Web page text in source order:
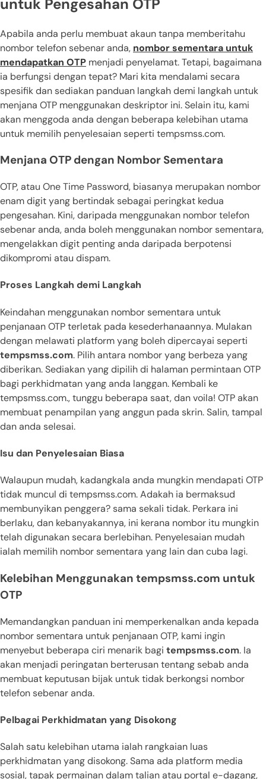
untuk Pengesahan OTP
Apabila anda perlu membuat akaun tanpa memberitahu
nombor telefon sebenar anda, nombor sementara untuk
mendapatkan OTP menjadi penyelamat. Tetapi, bagaimana
ia berfungsi dengan tepat? Mari kita mendalami secara
spesifik dan sediakan panduan langkah demi langkah untuk
menjana OTP menggunakan deskriptor ini. Selain itu, kami
akan menggoda anda dengan beberapa kelebihan utama
untuk memilih penyelesaian seperti tempsmss.com.
Menjana OTP dengan Nombor Sementara
OTP, atau One Time Password, biasanya merupakan nombor
enam digit yang bertindak sebagai peringkat kedua
pengesahan. Kini, daripada menggunakan nombor telefon
sebenar anda, anda boleh menggunakan nombor sementara,
mengelakkan digit penting anda daripada berpotensi
dikompromi atau dispam.
Proses Langkah demi Langkah
Keindahan menggunakan nombor sementara untuk
penjanaan OTP terletak pada kesederhanaannya. Mulakan
dengan melawati platform yang boleh dipercayai seperti
tempsmss.com. Pilih antara nombor yang berbeza yang
diberikan. Sediakan yang dipilih di halaman permintaan OTP
bagi perkhidmatan yang anda langgan. Kembali ke
tempsmss.com., tunggu beberapa saat, dan voila! OTP akan
membuat penampilan yang anggun pada skrin. Salin, tampal
dan anda selesai.
Isu dan Penyelesaian Biasa
Walaupun mudah, kadangkala anda mungkin mendapati OTP
tidak muncul di tempsmss.com. Adakah ia bermaksud
membunyikan penggera? sama sekali tidak. Perkara ini
berlaku, dan kebanyakannya, ini kerana nombor itu mungkin
telah digunakan secara berlebihan. Penyelesaian mudah
ialah memilih nombor sementara yang lain dan cuba lagi.
Kelebihan Menggunakan tempsmss.com untuk
OTP
Memandangkan panduan ini memperkenalkan anda kepada
nombor sementara untuk penjanaan OTP, kami ingin
menyebut beberapa ciri menarik bagi tempsmss.com. Ia
akan menjadi peringatan berterusan tentang sebab anda
membuat keputusan bijak untuk tidak berkongsi nombor
telefon sebenar anda.
Pelbagai Perkhidmatan yang Disokong
Salah satu kelebihan utama ialah rangkaian luas
perkhidmatan yang disokong. Sama ada platform media
sosial, tapak permainan dalam talian atau portal e-dagang,